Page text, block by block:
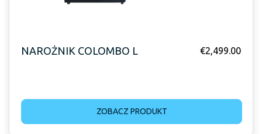
NAROŻNIK COLOMBO L €2,499.00
ZOBACZ PRODUKT